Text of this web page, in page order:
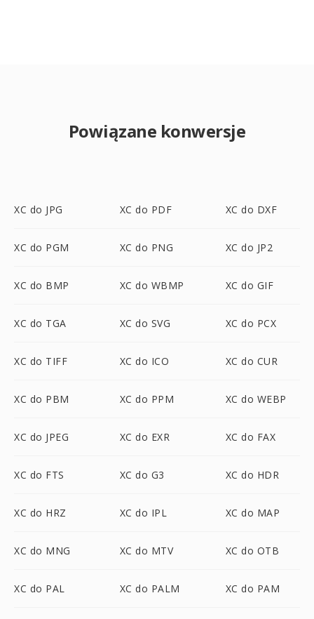
Powiązane konwersje
XC do JPG XC do PDF XC do DXF
XC do PGM XC do PNG XC do JP2
XC do BMP XC do WBMP XC do GIF
XC do TGA XC do SVG XC do PCX
XC do TIFF XC do ICO XC do CUR
XC do PBM XC do PPM XC do WEBP
XC do JPEG XC do EXR XC do FAX
XC do FTS XC do G3 XC do HDR
XC do HRZ XC do IPL XC do MAP
XC do MNG XC do MTV XC do OTB
XC do PAL XC do PALM XC do PAM